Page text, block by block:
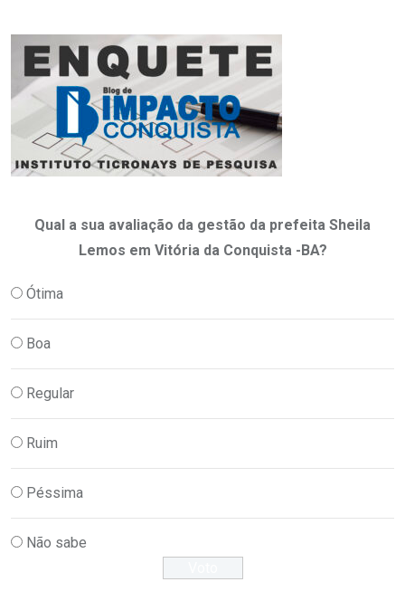
Qual a sua avaliação da gestão da prefeita Sheila
Lemos em Vitória da Conquista -BA?
Ótima
Boa
Regular
Ruim
Péssima
Não sabe